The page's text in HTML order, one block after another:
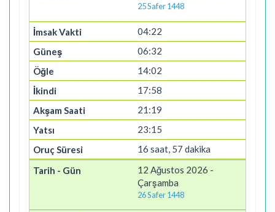
25 Safer 1448
04:22
06:32
14:02
17:58
21:19
23:15
16 saat, 57 dakika
12 Ağustos 2026 -
Çarşamba
26 Safer 1448